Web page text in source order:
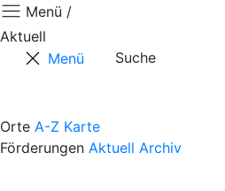
Menü /
Aktuell
Menü
Suche
Orte A-Z Karte
Förderungen Aktuell Archiv